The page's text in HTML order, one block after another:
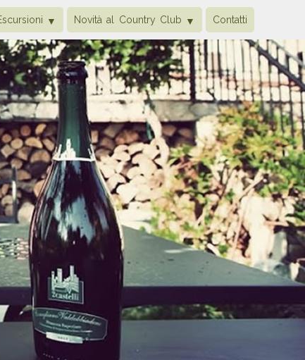
Novità al Country Club Contatti